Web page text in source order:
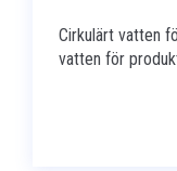
Cirkulärt vatten
vatten för